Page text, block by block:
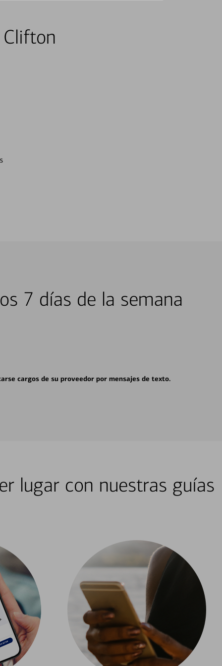
7 días de la semana
cargos de su proveedor por mensajes de texto.
lugar con nuestras guías